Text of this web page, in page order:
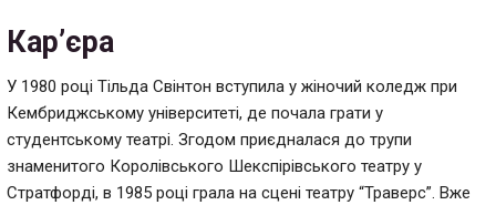
Кар’єра
У 1980 році Тільда Свінтон вступила у жіночий коледж при
Кембриджському університеті, де почала грати у
студентському театрі. Згодом приєдналася до трупи
знаменитого Королівського Шекспірівського театру у
Стратфорді, в 1985 році грала на сцені театру “Траверс”. Вже